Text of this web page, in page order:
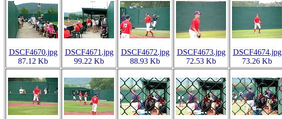
DSCF4670.jpg
87.12 Kb
DSCF4671.jpg
99.22 Kb
DSCF4672.jpg
88.93 Kb
DSCF4673.jpg
72.53 Kb
DSCF4674.jpg
73.26 Kb